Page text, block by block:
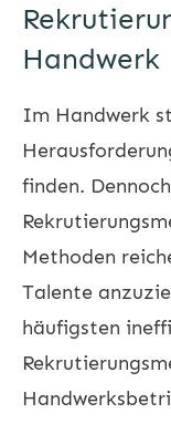
Handwerk
Im Handwerk
finden.
Methoden
Talente
häufigsten